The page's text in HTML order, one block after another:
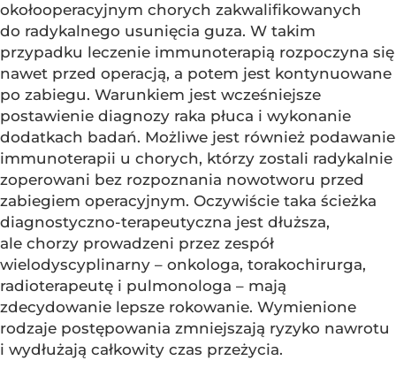
okołooperacyjnym chorych zakwalifikowanych
do radykalnego usunięcia guza. W takim
przypadku leczenie immunoterapią rozpoczyna się
nawet przed operacją, a potem jest kontynuowane
po zabiegu. Warunkiem jest wcześniejsze
postawienie diagnozy raka płuca i wykonanie
dodatkach badań. Możliwe jest również podawanie
immunoterapii u chorych, którzy zostali radykalnie
zoperowani bez rozpoznania nowotworu przed
zabiegiem operacyjnym. Oczywiście taka ścieżka
diagnostyczno-terapeutyczna jest dłuższa,
ale chorzy prowadzeni przez zespół
wielodyscyplinarny – onkologa, torakochirurga,
radioterapeutę i pulmonologa – mają
zdecydowanie lepsze rokowanie. Wymienione
rodzaje postępowania zmniejszają ryzyko nawrotu
i wydłużają całkowity czas przeżycia.